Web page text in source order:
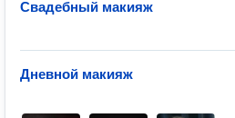
Свадебный макияж
Дневной макияж